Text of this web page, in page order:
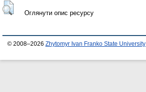
Оглянути опис ресурсу
© 2008–2026 Zhytomyr Ivan Franko State University